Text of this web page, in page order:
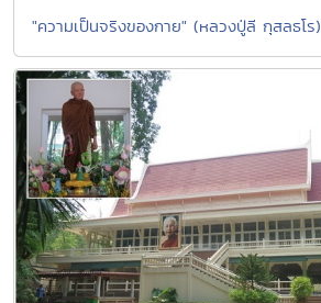
"ความเป็นจริงของกาย" (หลวงปู่ลี กุสลธโร)